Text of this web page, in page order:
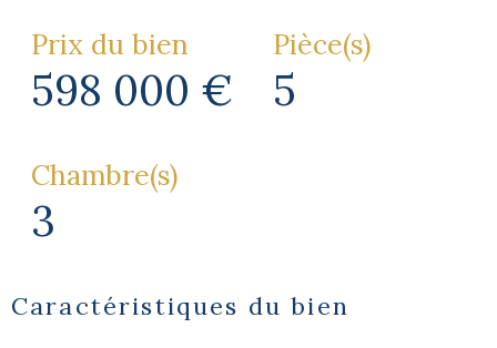
Prix du bien
598 000 €
Pièce(s)
5
Chambre(s)
3
Caractéristiques du bien